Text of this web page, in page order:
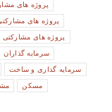
پروژه های
پروژه های
پروژه های مشارکتی
سرمایه گذاران
سرمایه گذاری و ساخت
مسکن